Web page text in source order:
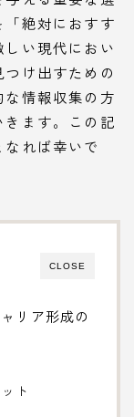
絶対におすす
い現代におい
け出すための
な情報収集の方
ます。この記
れば幸いで
CLOSE
リア形成の
ト